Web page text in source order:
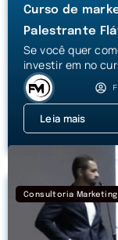
Curso de
Palestrante
Se você quer
investir em no
Leia mais
Consultoria Marketing